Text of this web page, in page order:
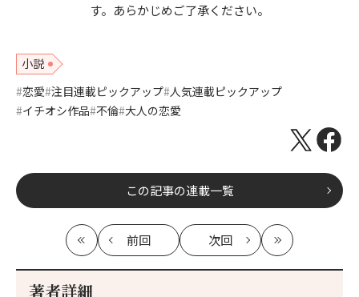
す。あらかじめご了承ください。
小説
恋愛 注目連載ピックアップ 人気連載ピックアップ
イチオシ作品 不倫 大人の恋愛
この記事の連載一覧
最
初
前回
記
次回
記
最
新
著者詳細